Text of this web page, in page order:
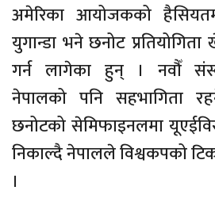
अमेरिका आयोजकको
युगान्डा भने छनोट
गर्न लागेका हुन् । नवौँ
नेपालको पनि सहभागिता
छनोटको सेमिफाइनलमा
निकाल्दै नेपालले विश्वकपको
।